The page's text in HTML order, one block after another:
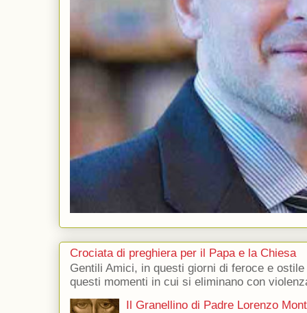
Crociata di preghiera per il Papa e la Chiesa
Gentili Amici, in questi giorni di feroce e
questi momenti in cui si eliminano con
Il Granellino di Padre Lorenzo